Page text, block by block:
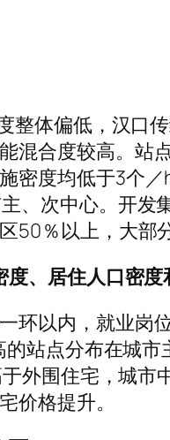
整体偏低，汉口
混合度较高。站
密度均低于3个
、次中心。开
50％以上，大部
、居住人口密
环以内，就业
的站点分布在城
外围住宅，城市
价格提升。